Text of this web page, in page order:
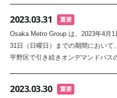
2023.03.31 重要
Osaka Metro Group は、2023年4月
31日（日曜日）までの期間において
平野区で引き続きオンデマンドバス
2023.03.30 重要